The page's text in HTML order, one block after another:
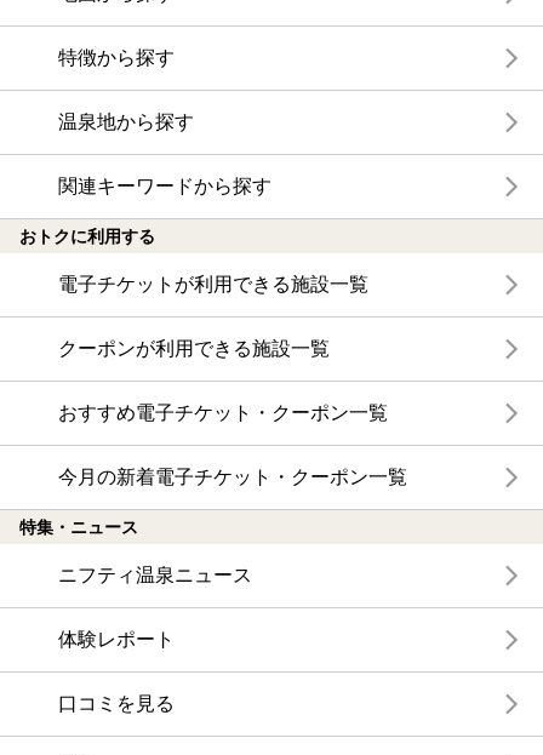
特徴から探す
温泉地から探す
関連キーワードから探す
おトクに利用する
電子チケットが利用できる施設一覧
クーポンが利用できる施設一覧
おすすめ電子チケット・クーポン一覧
今月の新着電子チケット・クーポン一覧
特集・ニュース
ニフティ温泉ニュース
体験レポート
口コミを見る